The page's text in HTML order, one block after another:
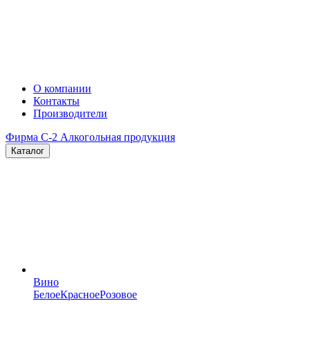
О компании
Контакты
Производители
Фирма C-2 Алкогольная продукция
Каталог
Вино
БелоеКрасноеРозовое